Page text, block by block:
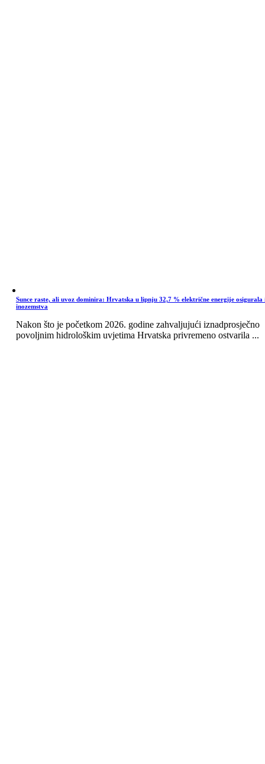
Sunce raste, ali uvoz dominira: Hrvatska u lipnju 32,7 % električne energije osigurala
inozemstva
Nakon što je početkom 2026. godine zahvaljujući iznadprosječno
povoljnim hidrološkim uvjetima Hrvatska privremeno ostvarila ...